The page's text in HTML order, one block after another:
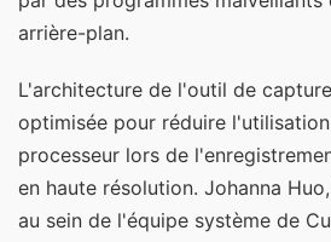
arrière-plan.
L'architecture de l'outil de
optimisée pour réduire
processeur lors de
en haute résolution. Johanna
au sein de l'équipe système de